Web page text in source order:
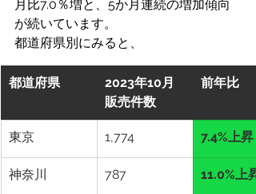
月比7.0％増と、5か月連続の増加傾向
が続いています。
都道府県別にみると、
都道府県
2023年10月
販売件数
前年比
東京 1,774 7.4%上昇
神奈川 787 11.0%上昇